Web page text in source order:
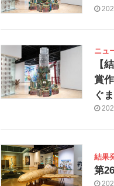
ニュ
【
賞
ぐ
結果
第